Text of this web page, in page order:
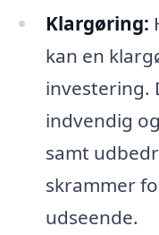
Klargøring:
kan en
investering.
indvendig
samt
skrammer
udseende.